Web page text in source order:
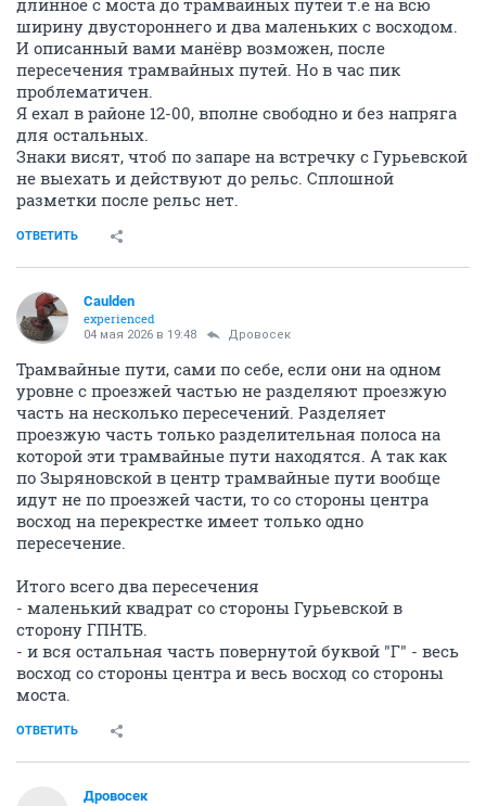
ширину двустороннего и два маленьких с восходом.
И описанный вами манёвр возможен, после
пересечения трамвайных путей. Но в час пик
проблематичен.
Я ехал в районе 12-00, вполне свободно и без напряга
для остальных.
Знаки висят, чтоб по запаре на встречку с Гурьевской
не выехать и действуют до рельс. Сплошной
разметки после рельс нет.
ОТВЕТИТЬ
Caulden
experienced
04 мая 2026 в 19:48 Дровосек
Трамвайные пути, сами по себе, если они на одном
уровне с проезжей частью не разделяют проезжую
часть на несколько пересечений. Разделяет
проезжую часть только разделительная полоса на
которой эти трамвайные пути находятся. А так как
по Зыряновской в центр трамвайные пути вообще
идут не по проезжей части, то со стороны центра
восход на перекрестке имеет только одно
пересечение.
Итого всего два пересечения
- маленький квадрат со стороны Гурьевской в
сторону ГПНТБ.
- и вся остальная часть повернутой буквой "Г" - весь
восход со стороны центра и весь восход со стороны
моста.
ОТВЕТИТЬ
Дровосек